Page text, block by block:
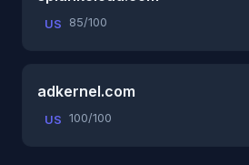
US 85/100
adkernel.com
US 100/100